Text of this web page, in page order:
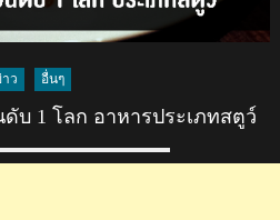
ว อื่นๆ
บ 1 โลก อาหารประเภทสตูว์